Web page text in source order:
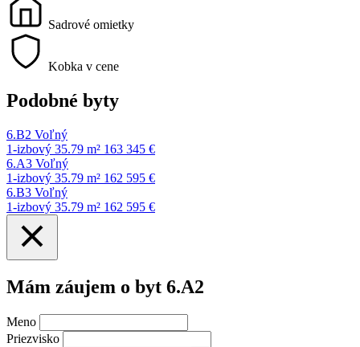
Sadrové omietky
Kobka v cene
Podobné byty
6.B2 Voľný
1-izbový 35.79 m² 163 345 €
6.A3 Voľný
1-izbový 35.79 m² 162 595 €
6.B3 Voľný
1-izbový 35.79 m² 162 595 €
Mám záujem o byt 6.A2
Meno
Priezvisko